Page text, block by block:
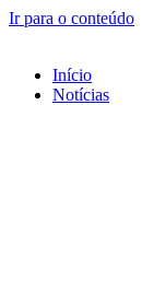
Ir para o conteúdo
Início
Notícias